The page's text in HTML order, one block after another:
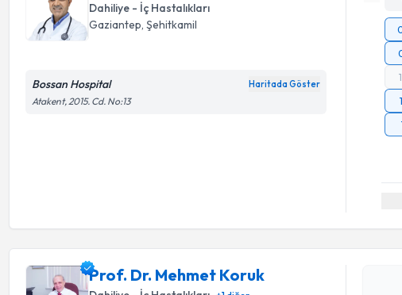
Dahiliye - İç Hastalıkları
Gaziantep, Şehitkamil
Bossan Hospital Haritada Göster
Atakent, 2015. Cd. No:13
Prof. Dr. Mehmet Koruk
Randevu
Prof. Dr.